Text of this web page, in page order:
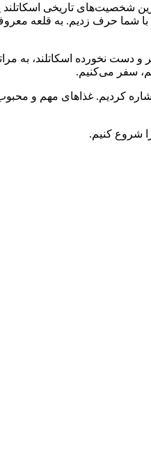
شخصیت‌های تاریخی
شما حرف زدیم. به قلعه
دست نخورده اسکاتلند، به
سفر می‌کنیم.
کردیم. غذاهای مهم و
شروع کنیم.